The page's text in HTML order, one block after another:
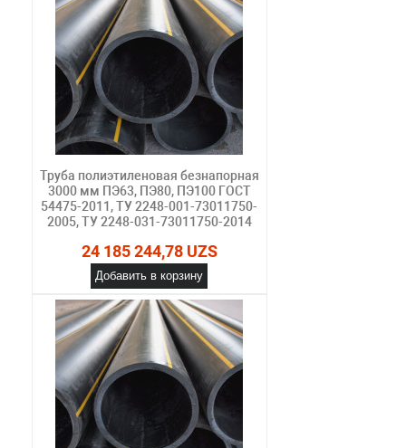
Труба полиэтиленовая безнапорная
3000 мм ПЭ63, ПЭ80, ПЭ100 ГОСТ
54475-2011, ТУ 2248-001-73011750-
2005, ТУ 2248-031-73011750-2014
24 185 244,78 UZS
Добавить в корзину